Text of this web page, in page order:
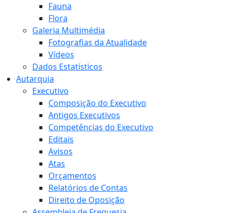
Fauna
Flora
Galeria Multimédia
Fotografias da Atualidade
Vídeos
Dados Estatísticos
Autarquia
Executivo
Composição do Executivo
Antigos Executivos
Competências do Executivo
Editais
Avisos
Atas
Orçamentos
Relatórios de Contas
Direito de Oposição